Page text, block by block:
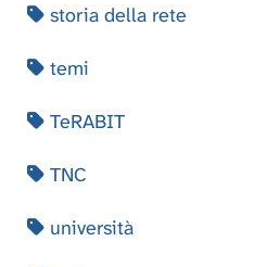
storia della rete
temi
TeRABIT
TNC
università